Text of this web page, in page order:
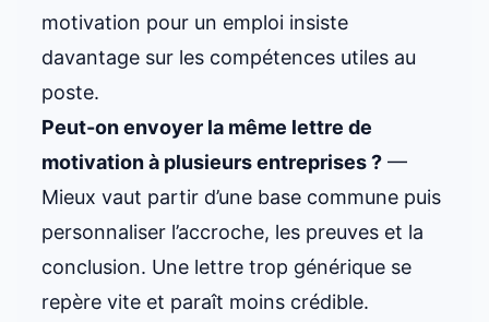
motivation pour un emploi insiste
davantage sur les compétences utiles au
poste.
Peut-on envoyer la même lettre de
motivation à plusieurs entreprises ? —
Mieux vaut partir d’une base commune puis
personnaliser l’accroche, les preuves et la
conclusion. Une lettre trop générique se
repère vite et paraît moins crédible.